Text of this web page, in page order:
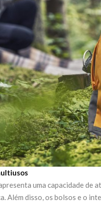
uma capacidade de
Além disso, os bolsos e o